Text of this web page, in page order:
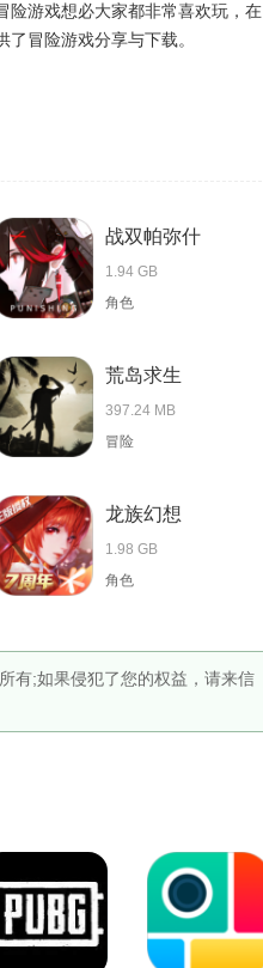
险游戏想必大家都非常喜欢玩，在
冒险游戏分享与下载。
战双帕弥什
1.94 GB
角色
荒岛求生
397.24 MB
冒险
龙族幻想
1.98 GB
角色
有;如果侵犯了您的权益，请来信